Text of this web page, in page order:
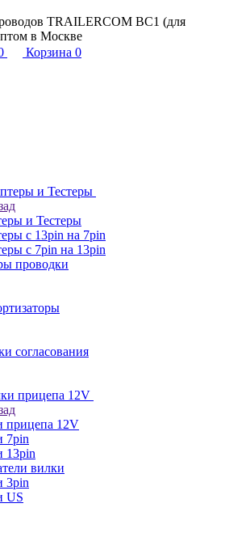
TRAILERCOM BC1 (для
в Москве
Корзина 0
и Тестеры
и Тестеры
с 13pin на 7pin
с 7pin на 13pin
проводки
согласования
прицепа 12V
прицепа 12V
7pin
13pin
вилки
3pin
US